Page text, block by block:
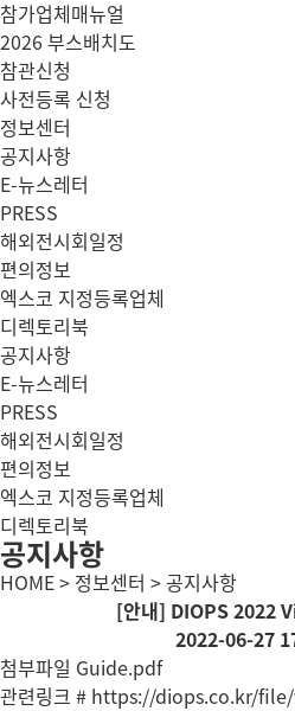
참가업체매뉴얼
2026 부스배치도
참관신청
사전등록 신청
정보센터
공지사항
E-뉴스레터
PRESS
해외전시회일정
편의정보
엑스코 지정등록업체
디렉토리북
공지사항
E-뉴스레터
PRESS
해외전시회일정
편의정보
엑스코 지정등록업체
디렉토리북
공지사항
HOME > 정보센터 > 공지사항
[안내] DIOPS 2022
2022-06-27
첨부파일 Guide.pdf
관련링크 # https://diops.co.kr/